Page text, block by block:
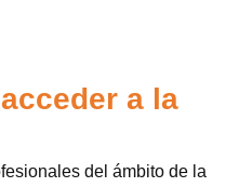
a la
del ámbito de la